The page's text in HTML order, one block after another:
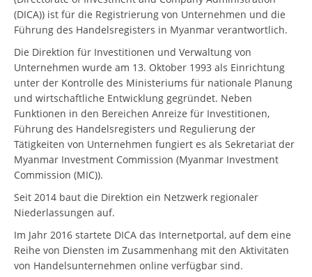
(DICA)) ist für die Registrierung von Unternehmen und die
Führung des Handelsregisters in Myanmar verantwortlich.
Die Direktion für Investitionen und Verwaltung von
Unternehmen wurde am 13. Oktober 1993 als Einrichtung
unter der Kontrolle des Ministeriums für nationale Planung
und wirtschaftliche Entwicklung gegründet. Neben
Funktionen in den Bereichen Anreize für Investitionen,
Führung des Handelsregisters und Regulierung der
Tätigkeiten von Unternehmen fungiert es als Sekretariat der
Myanmar Investment Commission (Myanmar Investment
Commission (MIC)).
Seit 2014 baut die Direktion ein Netzwerk regionaler
Niederlassungen auf.
Im Jahr 2016 startete DICA das Internetportal, auf dem eine
Reihe von Diensten im Zusammenhang mit den Aktivitäten
von Handelsunternehmen online verfügbar sind.